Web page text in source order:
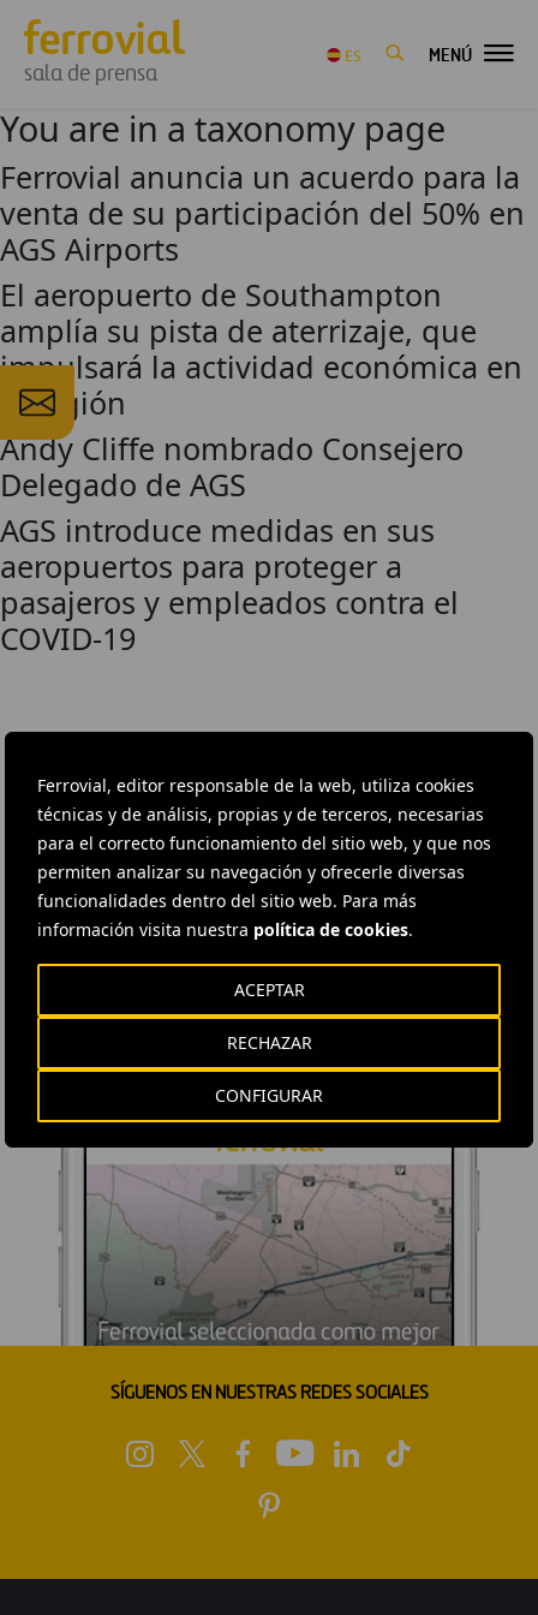
Ferrovial, editor responsable de la web, utiliza cookies
técnicas y de análisis, propias y de terceros, necesarias
para el correcto funcionamiento del sitio web, y que nos
permiten analizar su navegación y ofrecerle diversas
funcionalidades dentro del sitio web. Para más
información visita nuestra política de cookies.
CONFIGURAR
RECHAZAR
ACEPTAR
sala de prensa
ES MENÚ
You are in a taxonomy page
Ferrovial anuncia un acuerdo para la
venta de su participación del 50% en
AGS Airports
El aeropuerto de Southampton
amplía su pista de aterrizaje, que
impulsará la actividad económica en
la región
Andy Cliffe nombrado Consejero
Delegado de AGS
AGS introduce medidas en sus
aeropuertos para proteger a
pasajeros y empleados contra el
COVID-19
La aplicación de Ferrovial proporciona acceso inmediato a toda la
actualidad de la compañía: contenidos informativos, ofertas de
trabajo y la información básica para el inversor.
SÍGUENOS EN NUESTRAS REDES SOCIALES